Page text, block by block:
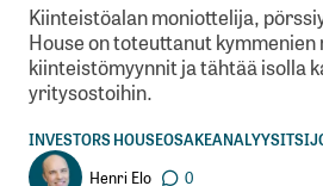
Kiinteistöalan moniottelija,
House on toteuttanut kymmenien
kiinteistömyynnit ja tähtää isolla
yritysostoihin.
INVESTORS HOUSEOSAKEANALYYSIT
Henri Elo
0